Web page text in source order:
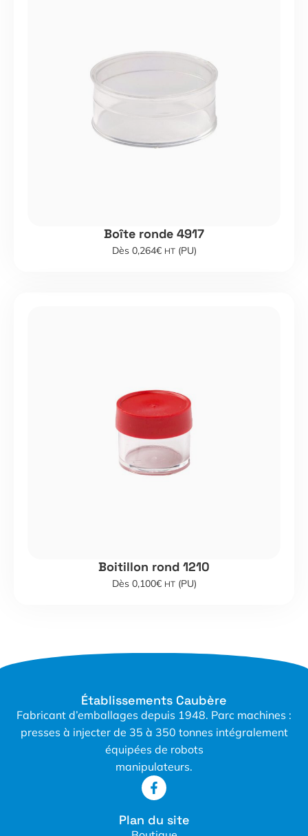
Boîte ronde 4917
Dès 0,264€ HT(PU)
Boitillon rond 1210
Dès 0,100€ HT(PU)
Établissements Caubère
Fabricant d’emballages depuis 1948. Parc machines :
presses à injecter de 35 à 350 tonnes intégralement
équipées de robots
manipulateurs.
Plan du site